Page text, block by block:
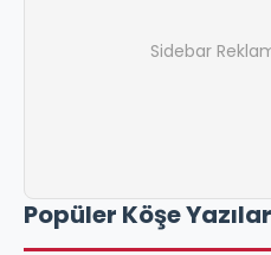
Sidebar
Popüler Köşe